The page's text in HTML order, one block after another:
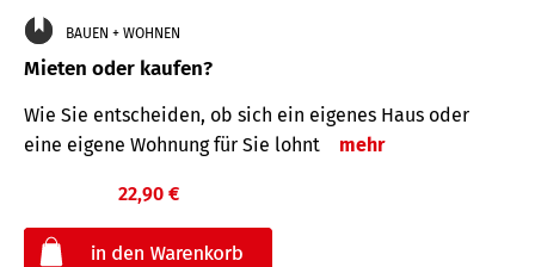
BAUEN + WOHNEN
Mieten oder kaufen?
Wie Sie entscheiden, ob sich ein eigenes Haus oder
eine eigene Wohnung für Sie lohnt
mehr
22,90 €